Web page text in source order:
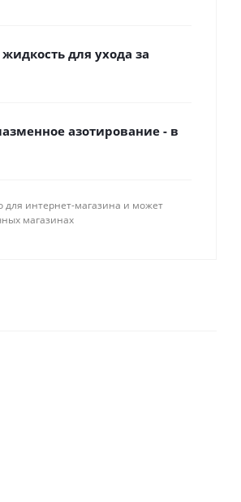
для ухода за
азотирование - в
для интернет-магазина и может
магазинах